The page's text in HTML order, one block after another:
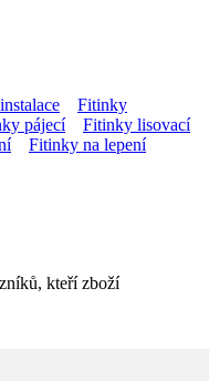
Fitinky
pájecí
Fitinky lisovací
Fitinky na lepení
kteří zboží